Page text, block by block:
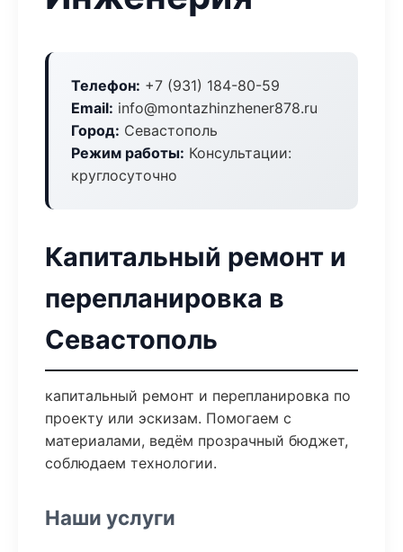
Телефон: +7 (931) 184-80-59
Email: info@montazhinzhener878.ru
Город: Севастополь
Режим работы: Консультации:
круглосуточно
Капитальный ремонт и
перепланировка в
Севастополь
капитальный ремонт и перепланировка по
проекту или эскизам. Помогаем с
материалами, ведём прозрачный бюджет,
соблюдаем технологии.
Наши услуги